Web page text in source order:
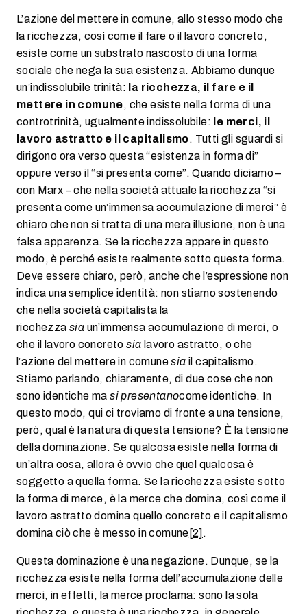
L’azione del mettere in comune, allo stesso modo che
la ricchezza, così come il fare o il lavoro concreto,
esiste come un substrato nascosto di una forma
sociale che nega la sua esistenza. Abbiamo dunque
un’indissolubile trinità: la ricchezza, il fare e il
mettere in comune, che esiste nella forma di una
controtrinità, ugualmente indissolubile: le merci, il
lavoro astratto e il capitalismo. Tutti gli sguardi si
dirigono ora verso questa “esistenza in forma di”
oppure verso il “si presenta come”. Quando diciamo –
con Marx – che nella società attuale la ricchezza “si
presenta come un’immensa accumulazione di merci” è
chiaro che non si tratta di una mera illusione, non è una
falsa apparenza. Se la ricchezza appare in questo
modo, è perché esiste realmente sotto questa forma.
Deve essere chiaro, però, anche che l’espressione non
indica una semplice identità: non stiamo sostenendo
che nella società capitalista la
ricchezzasiaun’immensa accumulazione di merci, o
che il lavoro concretosialavoro astratto, o che
l’azione del mettere in comunesiail capitalismo.
Stiamo parlando, chiaramente, di due cose che non
sono identiche masi presentanocome identiche. In
questo modo, qui ci troviamo di fronte a una tensione,
però, qual è la natura di questa tensione? È la tensione
della dominazione. Se qualcosa esiste nella forma di
un’altra cosa, allora è ovvio che quel qualcosa è
soggetto a quella forma. Se la ricchezza esiste sotto
la forma di merce, è la merce che domina, così come il
lavoro astratto domina quello concreto e il capitalismo
domina ciò che è messo in comune[2].
Questa dominazione è una negazione. Dunque, se la
ricchezza esiste nella forma dell’accumulazione delle
merci, in effetti, la merce proclama: sono la sola